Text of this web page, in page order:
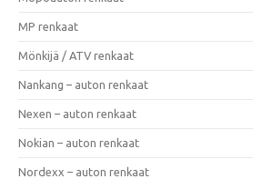
MP renkaat
Mönkijä / ATV renkaat
Nankang – auton renkaat
Nexen – auton renkaat
Nokian – auton renkaat
Nordexx – auton renkaat